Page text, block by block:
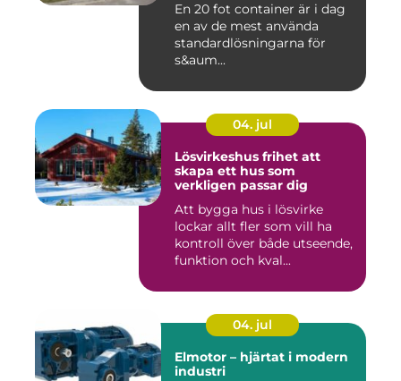
En 20 fot container är i dag
en av de mest använda
standardlösningarna för
s&aum...
04. jul
Lösvirkeshus frihet att
skapa ett hus som
verkligen passar dig
Att bygga hus i lösvirke
lockar allt fler som vill ha
kontroll över både utseende,
funktion och kval...
04. jul
Elmotor – hjärtat i modern
industri